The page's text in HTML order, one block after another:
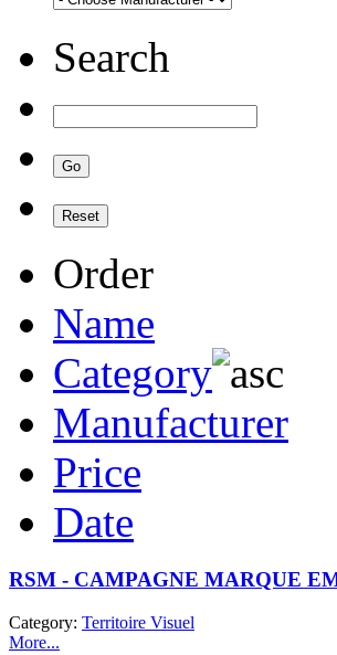
Search
Order
Name
Category
Manufacturer
Price
Date
RSM - CAMPAGNE MARQUE
Category: Territoire Visuel
More...